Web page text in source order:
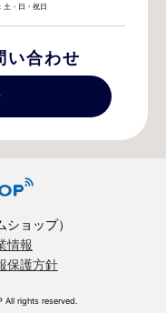
・日・祝日
い合わせ
ョップ）
情報
保護方針
rights reserved.